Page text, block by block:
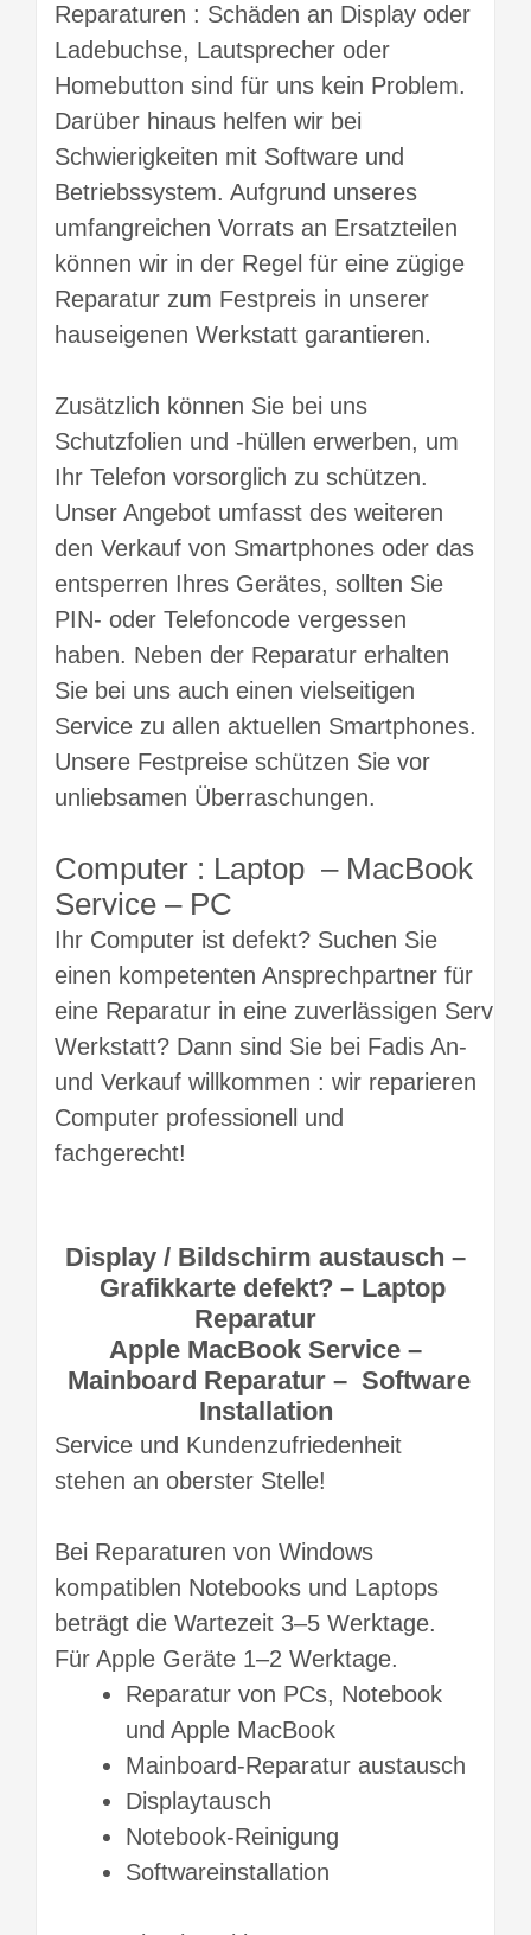
Reparaturen : Schäden an Display oder
Ladebuchse, Lautsprecher oder
Homebutton sind für uns kein Problem.
Darüber hinaus helfen wir bei
Schwierigkeiten mit Software und
Betriebssystem. Aufgrund unseres
umfangreichen Vorrats an Ersatzteilen
können wir in der Regel für eine zügige
Reparatur zum Festpreis in unserer
hauseigenen Werkstatt garantieren.
Zusätzlich können Sie bei uns
Schutzfolien und -hüllen erwerben, um
Ihr Telefon vorsorglich zu schützen.
Unser Angebot umfasst des weiteren
den Verkauf von Smartphones oder das
entsperren Ihres Gerätes, sollten Sie
PIN- oder Telefoncode vergessen
haben. Neben der Reparatur erhalten
Sie bei uns auch einen vielseitigen
Service zu allen aktuellen Smartphones.
Unsere Festpreise schützen Sie vor
unliebsamen Überraschungen.
Computer : Laptop – MacBook
Service – PC
Ihr Computer ist defekt? Suchen Sie
einen kompetenten Ansprechpartner für
eine Reparatur in eine zuverlässigen Service
Werkstatt? Dann sind Sie bei Fadis An-
und Verkauf willkommen : wir reparieren
Computer professionell und
fachgerecht!
Display / Bildschirm austausch –
Grafikkarte defekt? – Laptop
Reparatur
Apple MacBook Service –
Mainboard Reparatur – Software
Installation
Service und Kundenzufriedenheit
stehen an oberster Stelle!
Bei Reparaturen von Windows
kompatiblen Notebooks und Laptops
beträgt die Wartezeit 3–5 Werktage.
Für Apple Geräte 1–2 Werktage.
Reparatur von PCs, Notebook
und Apple MacBook
Mainboard-Reparatur austausch
Displaytausch
Notebook-Reinigung
Softwareinstallation